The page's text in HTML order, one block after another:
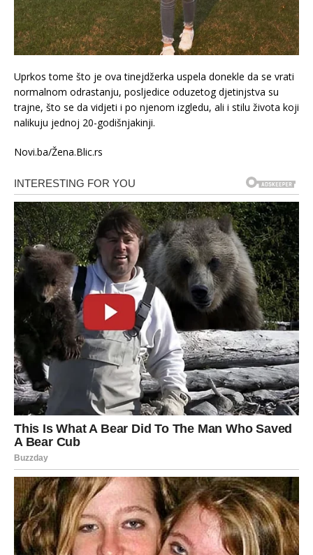
Uprkos tome što je ova tinejdžerka uspela donekle da se vrati
normalnom odrastanju, posljedice oduzetog djetinjstva su
trajne, što se da vidjeti i po njenom izgledu, ali i stilu života koji
nalikuju jednoj 20-godišnjakinji.
Novi.ba/Žena.Blic.rs